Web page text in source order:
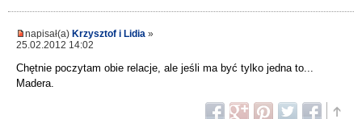
napisał(a) Krzysztof i Lidia »
25.02.2012 14:02
Chętnie poczytam obie relacje, ale jeśli ma być tylko jedna to...
Madera.